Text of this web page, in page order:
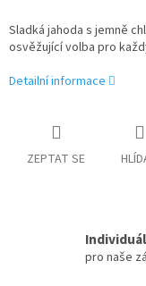
Sladká jahoda s jemně
osvěžující volba pro
Detailní informace
ZEPTAT SE
pro naše